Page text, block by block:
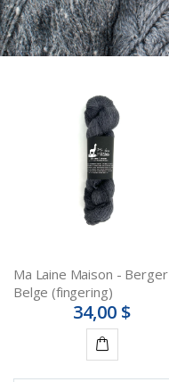
Ma Laine Maison - Berger
Belge (fingering)
34,00 $